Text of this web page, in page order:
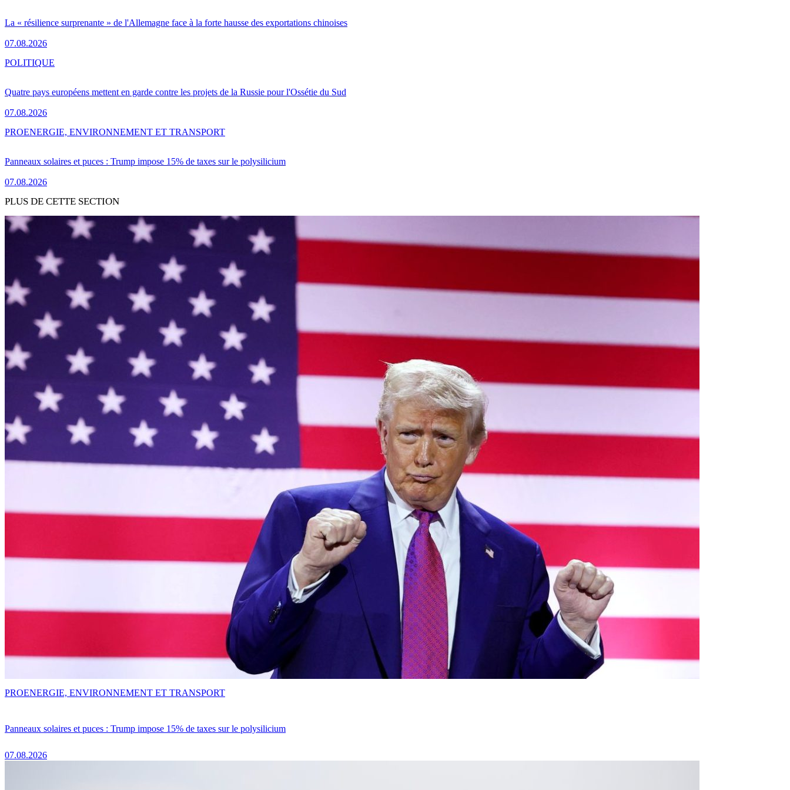
La « résilience surprenante » de l'Allemagne face à la forte hausse des exportations chinoises
07.08.2026
Quatre pays européens mettent en garde contre les projets de la Russie pour l'Ossétie du Sud
07.08.2026
POLITIQUE
Panneaux solaires et puces : Trump impose 15% de taxes sur le polysilicium
07.08.2026
PROENERGIE, ENVIRONNEMENT ET TRANSPORT
PLUS DE CETTE SECTION
Panneaux solaires et puces : Trump impose 15% de taxes sur le polysilicium
07.08.2026
PROENERGIE, ENVIRONNEMENT ET TRANSPORT